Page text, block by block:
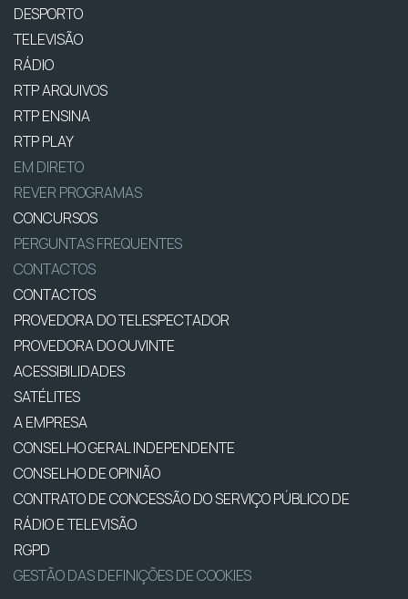
DESPORTO
TELEVISÃO
RÁDIO
RTP ARQUIVOS
RTP ENSINA
RTP PLAY
EM DIRETO
REVER PROGRAMAS
CONCURSOS
PERGUNTAS FREQUENTES
CONTACTOS
CONTACTOS
PROVEDORA DO TELESPECTADOR
PROVEDORA DO OUVINTE
ACESSIBILIDADES
SATÉLITES
A EMPRESA
CONSELHO GERAL INDEPENDENTE
CONSELHO DE OPINIÃO
CONTRATO DE CONCESSÃO DO SERVIÇO PÚBLICO DE
RÁDIO E TELEVISÃO
RGPD
GESTÃO DAS DEFINIÇÕES DE COOKIES